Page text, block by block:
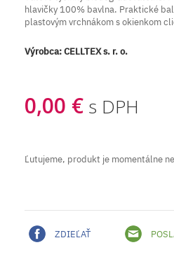
hlavičky 100% bavlna. Praktické
plastovým vrchnákom s okienkom
Výrobca:CELLTEX s. r. o.
0,00 € s DPH
Ľutujeme, produkt je momentálne
ZDIEĽAŤ